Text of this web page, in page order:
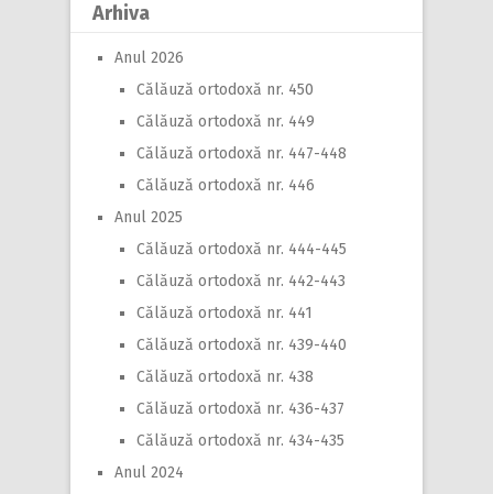
Arhiva
Anul 2026
Călăuză ortodoxă nr. 450
Călăuză ortodoxă nr. 449
Călăuză ortodoxă nr. 447-448
Călăuză ortodoxă nr. 446
Anul 2025
Călăuză ortodoxă nr. 444-445
Călăuză ortodoxă nr. 442-443
Călăuză ortodoxă nr. 441
Călăuză ortodoxă nr. 439-440
Călăuză ortodoxă nr. 438
Călăuză ortodoxă nr. 436-437
Călăuză ortodoxă nr. 434-435
Anul 2024